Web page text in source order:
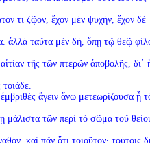
τι ζῷον, ἔχον μὲν ψυχήν, ἔχον δὲ
ἀλλὰ ταῦτα μὲν δή, ὅπῃ τῷ θεῷ
τῆς τῶν πτερῶν ἀποβολῆς, δι᾽
ἄγειν ἄνω μετεωρίζουσα ᾗ
μάλιστα τῶν περὶ τὸ σῶμα τοῦ
καὶ πᾶν ὅτι τοιοῦτον· τούτοις